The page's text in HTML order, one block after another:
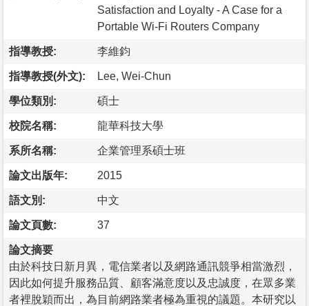
Satisfaction and Loyalty - A Case for a
Portable Wi-Fi Routers Company
指導教授: 李維鈞
指導教授(外文): Lee, Wei-Chun
學位類別: 碩士
校院名稱: 龍華科技大學
系所名稱: 企業管理系碩士班
論文出版年: 2015
語文別: 中文
論文頁數: 37
論文摘要
由於科技日新月異，電信業者以及網路通訊競爭相當激烈，
因此如何提升服務品質、顧客滿意度以及忠誠度，在眾多業
者裡脫穎而出，為目前網路業者極為重視的議題。本研究以